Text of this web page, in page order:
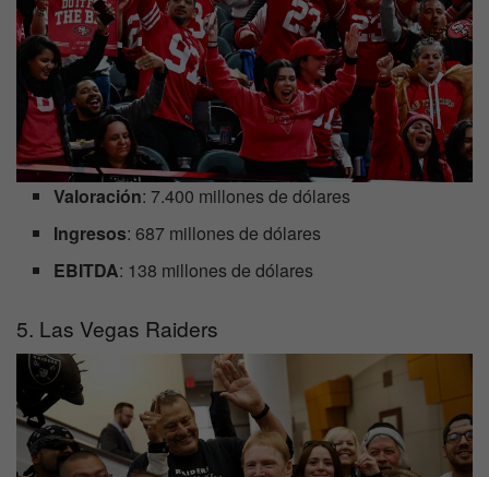
Valoración: 7.400 millones de dólares
Ingresos: 687 millones de dólares
EBITDA: 138 millones de dólares
5. Las Vegas Raiders